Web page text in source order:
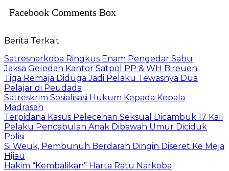
Facebook Comments Box
Berita Terkait
Satresnarkoba Ringkus Enam Pengedar Sabu
Jaksa Geledah Kantor Satpol PP & WH Bireuen
Tiga Remaja Diduga Jadi Pelaku Tewasnya Dua
Pelajar di Peudada
Satreskrim Sosialisasi Hukum Kepada Kepala
Madrasah
Terpidana Kasus Pelecehan Seksual Dicambuk 17 Kali
Pelaku Pencabulan Anak Dibawah Umur Diciduk
Polisi
Si Weuk, Pembunuh Berdarah Dingin Diseret Ke Meja
Hijau
Hakim “Kembalikan” Harta Ratu Narkoba